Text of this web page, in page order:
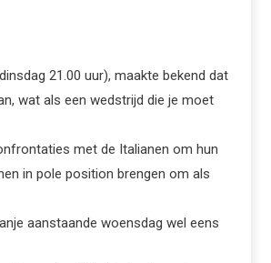
21.00 uur), maakte bekend dat
wat als een wedstrijd die je moet
met de Italianen om hun
in pole position brengen om als
aanstaande woensdag wel eens